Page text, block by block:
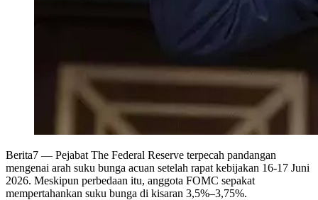
Berita7 — Pejabat The Federal Reserve terpecah pandangan
mengenai arah suku bunga acuan setelah rapat kebijakan 16-17 Juni
2026. Meskipun perbedaan itu, anggota FOMC sepakat
mempertahankan suku bunga di kisaran 3,5%–3,75%.